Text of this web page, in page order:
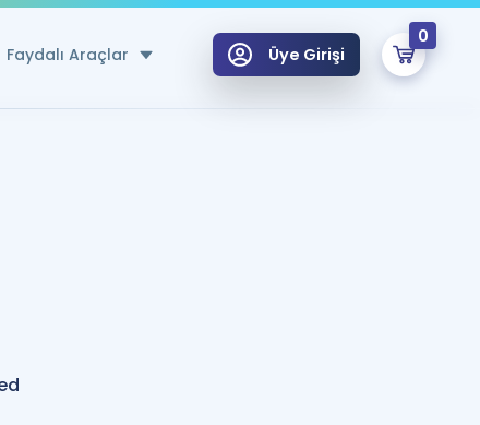
Faydalı Araçlar
Hesaplama Aracı
için Öneriler
Üye Girişi
0
Hoca ile seni sınava hazırlayacak onlarca eğitim seni bekliyor!